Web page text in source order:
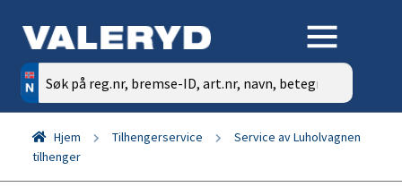
Søk
etter:
Hjem Tilhengerservice
Service av Luholvagnen
tilhenger